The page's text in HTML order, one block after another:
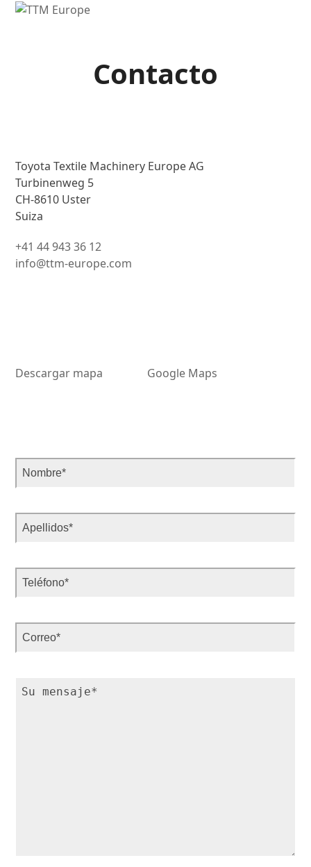
Open
Close
Contacto
Toyota Textile Machinery Europe AG
Turbinenweg 5
CH-8610 Uster
Suiza
+41 44 943 36 12
info@ttm-europe.com
Descargar mapa Google Maps